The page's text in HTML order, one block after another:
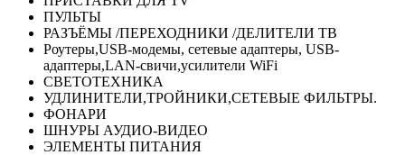
ПУЛЬТЫ
РАЗЪЁМЫ /ПЕРЕХОДНИКИ /ДЕЛИТЕЛИ ТВ
Роутеры,USB-модемы, сетевые адаптеры, USB-
адаптеры,LAN-свичи,усилители WiFi
СВЕТОТЕХНИКА
УДЛИНИТЕЛИ,ТРОЙНИКИ,СЕТЕВЫЕ ФИЛЬТРЫ.
ФОНАРИ
ШНУРЫ АУДИО-ВИДЕО
ЭЛЕМЕНТЫ ПИТАНИЯ